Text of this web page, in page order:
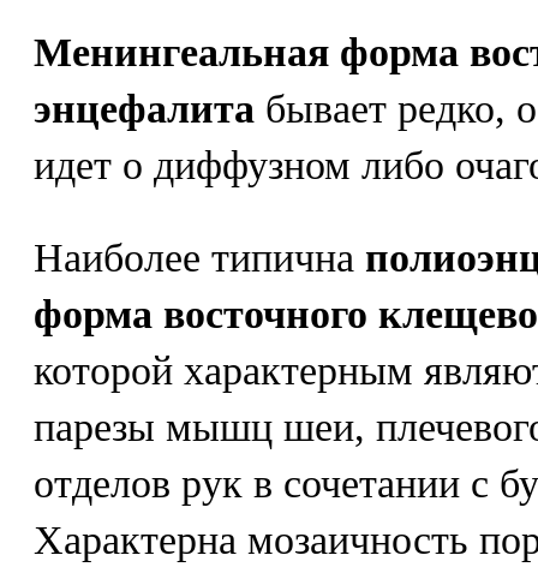
Менингеальная форма
энцефалита бывает редко,
идет о диффузном либо
Наиболее типична
форма восточного
которой характерным
парезы мышц шеи,
отделов рук в сочетании с
Характерна мозаичность